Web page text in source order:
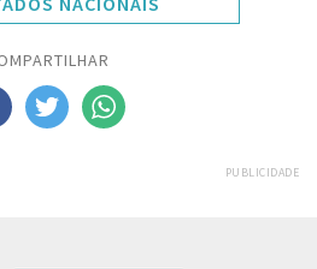
PUBLICIDADE